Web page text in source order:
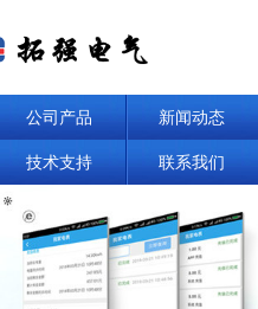
公司产品 新闻动态
技术支持 联系我们